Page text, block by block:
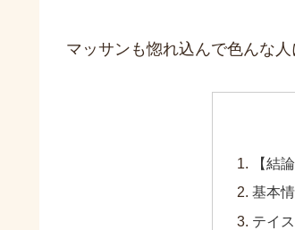
マッサンも惚れ込んで色んな
【結
基本
テイ